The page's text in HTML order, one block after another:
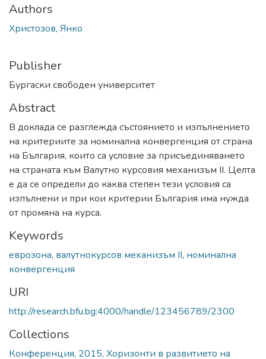
Authors
Христозов, Янко
Publisher
Бургаски свободен университет
Abstract
В доклада се разглежда състоянието и изпълнението
на критериите за номинална конвергенция от страна
на България, които са условие за присъединяването
на страната към Валутно курсовия механизъм II. Целта
е да се определи до каква степен тези условия са
изпълнени и при кои критерии България има нужда
от промяна на курса.
Keywords
еврозона, валутнокурсов механизъм II, номинална
конвергенция
URI
http://research.bfu.bg:4000/handle/123456789/2300
Collections
Конференция, 2015, Хоризонти в развитието на